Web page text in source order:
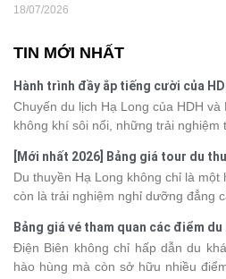
18/07/2026
TIN MỚI NHẤT
Hành trình đầy ắp tiếng cười của
Chuyến du lịch Hạ Long của HDH
không khí sôi nổi, những trải nghiệm
phút giây đồng hành bên nhau, tất
tràn đầy cảm xúc và dấu ấn khó
[Mới nhất 2026] Bảng giá tour du
Du thuyền Hạ Long không chỉ là
còn là trải nghiệm nghỉ dưỡng đẳng
khác nhau, khiến nhiều du khách
dưới đây sẽ cập nhật bảng giá tour
2026 từ 3 - 6 sao, giúp bạn dễ dàng
Bảng giá vé tham quan các điểm
2026
Điện Biên không chỉ hấp dẫn du
hào hùng mà còn sở hữu nhiều